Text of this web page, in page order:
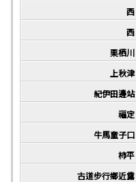
西
西
栗栖川
上秋津
紀伊田邊站
福定
牛馬童子口
柿平
古道步行鄉近露